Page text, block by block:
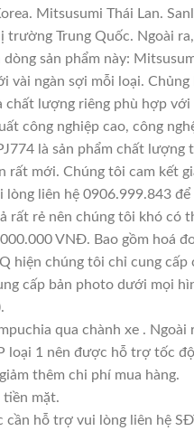
Mitsusumi Thái Lan.
Trung Quốc. Ngoài
sản phẩm này:
ngàn sợi mỗi loại.
lượng riêng phù hợp
công nghiệp cao, công
là sản phẩm chất
mới. Chúng tôi cam kết
liên hệ 0906.999.843
rất rẻ nên chúng tôi khó có
VNĐ. Bao gồm hoá
hiện chúng tôi chỉ cung
cấp bản photo dưới mọi
qua chành xe . Ngoài
loại 1 nên được hỗ trợ tốc
thêm chi phí mua hàng.
tiền mặt.
cần hỗ trợ vui lòng liên hệ